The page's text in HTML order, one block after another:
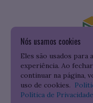
Nós usamos cookies
Eles são usados para
experiência. Ao
continuar na página,
uso de cookies.
Política de Privacidade
Consulte o cadastro